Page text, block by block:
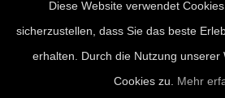
Diese Website verwendet
sicherzustellen, dass Sie das beste
erhalten. Durch die Nutzung unserer
Cookies zu. Mehr